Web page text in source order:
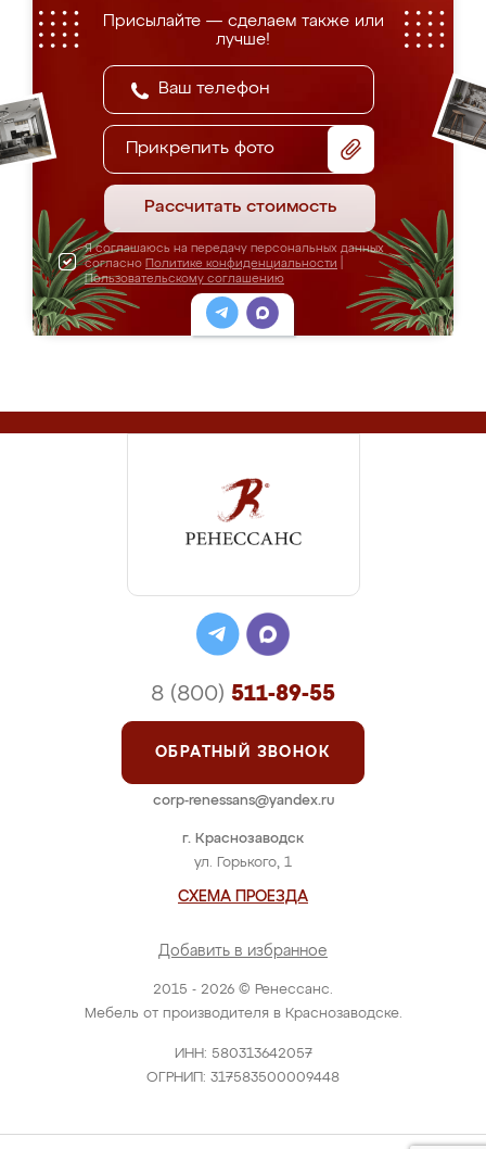
Присылайте — сделаем также или
лучше!
Прикрепить фото
Рассчитать стоимость
Я соглашаюсь на передачу персональных данных
согласно Политике конфиденциальности
Пользовательскому соглашению
2015 - 2026 © Ренессанс.
Мебель от производителя в Краснозаводске.
ИНН: 580313642057
ОГРНИП: 317583500009448
г. Краснозаводск
ул. Горького, 1
СХЕМА ПРОЕЗДА
Добавить в избранное
8 (800) 511-89-55
ОБРАТНЫЙ ЗВОНОК
corp-renessans@yandex.ru